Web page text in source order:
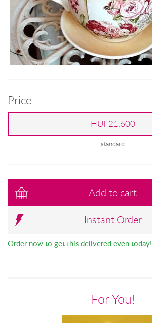
Price
HUF21,600
standard
Add to cart
Instant Order
Order now to get this delivered even today!
For You!